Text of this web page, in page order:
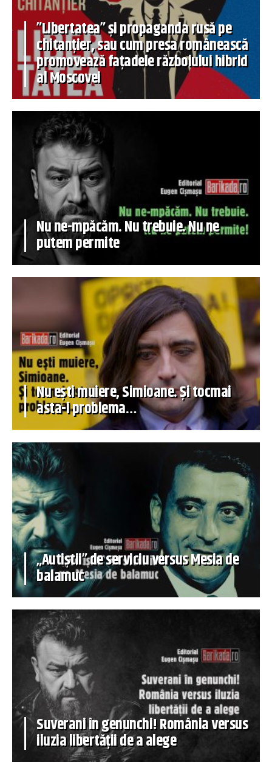
”Libertatea” și propaganda rusă pe
chitanțier, sau cum presa românească
promovează fațadele războiului hibrid
al Moscovei
Nu ne-mpăcăm. Nu trebuie. Nu ne
putem permite
Nu ești muiere, Simioane. Și tocmai
asta-i problema…
„Autiștii” de serviciu versus Mesia de
balamuc
Suverani în genunchi! România versus
iluzia libertății de a alege